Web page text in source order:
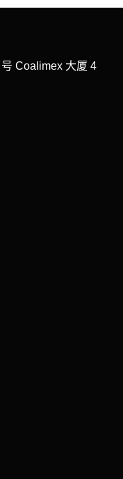
Coalimex 大厦 4